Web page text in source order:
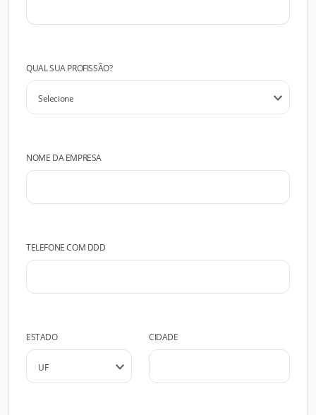
QUAL SUA PROFISSÃO?
NOME DA EMPRESA
TELEFONE COM DDD
ESTADO CIDADE